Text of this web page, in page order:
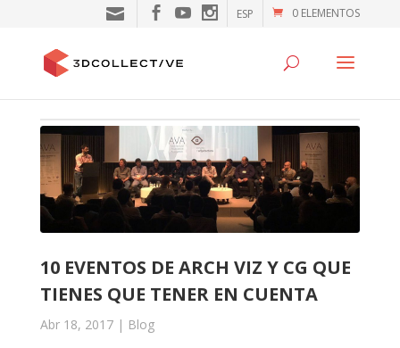
0 ELEMENTOS
ESP
10 EVENTOS DE ARCH VIZ Y CG QUE
TIENES QUE TENER EN CUENTA
Abr 18, 2017| Blog